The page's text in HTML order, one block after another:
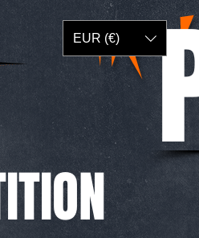
EUR (€)